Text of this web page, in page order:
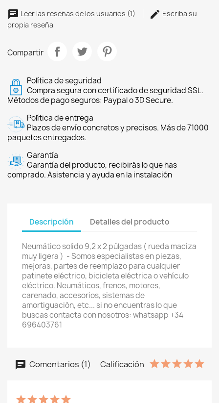
Leer las reseñas de los usuarios (1)
Escriba su
propia reseña
Compartir
Política de seguridad
Compra segura con certificado de seguridad SSL.
Métodos de pago seguros: Paypal o 3D Secure.
Política de entrega
Plazos de envío concretos y precisos. Más de 71000
paquetes entregados.
Garantía
Garantía del producto, recibirás lo que has
comprado. Asistencia y ayuda en la instalación
Descripción Detalles del producto
Neumático solido 9,2 x 2 púlgadas ( rueda maciza
muy ligera ) - Somos especialistas en piezas,
mejoras, partes de reemplazo para cualquier
patinete eléctrico, bicicleta eléctrica o vehículo
eléctrico. Neumáticos, frenos, motores,
carenado, accesorios, sistemas de
amortiguación, etc... si no encuentras lo que
buscas contacta con nosotros: whatsapp +34
696403761
Comentarios (1) Calificación